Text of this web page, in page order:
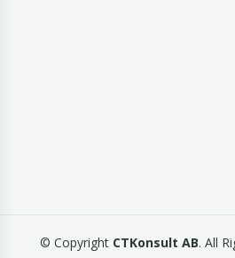
© Copyright CTKonsult AB. All